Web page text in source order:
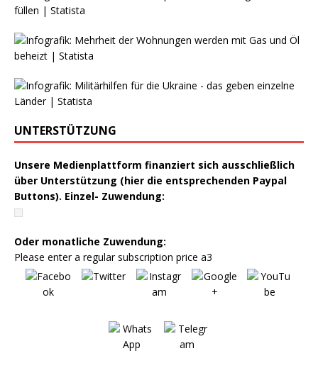
UNTERSTÜTZUNG
Unsere Medienplattform finanziert sich ausschließlich
über Unterstützung (hier die entsprechenden Paypal
Buttons). Einzel- Zuwendung:
Oder monatliche Zuwendung:
Please enter a regular subscription price a3